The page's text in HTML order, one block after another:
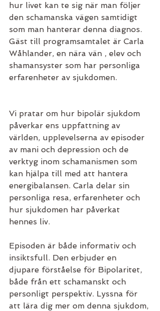
hur livet kan te sig när man följer
den schamanska vägen samtidigt
som man hanterar denna diagnos.
Gäst till programsamtalet är Carla
Wåhlander, en nära vän , elev och
shamansyster som har personliga
erfarenheter av sjukdomen.
Vi pratar om hur bipolär sjukdom
påverkar ens uppfattning av
världen, upplevelserna av episoder
av mani och depression och de
verktyg inom schamanismen som
kan hjälpa till med att hantera
energibalansen. Carla delar sin
personliga resa, erfarenheter och
hur sjukdomen har påverkat
hennes liv.
Episoden är både informativ och
insiktsfull. Den erbjuder en
djupare förståelse för Bipolaritet,
både från ett schamanskt och
personligt perspektiv. Lyssna för
att lära dig mer om denna sjukdom,